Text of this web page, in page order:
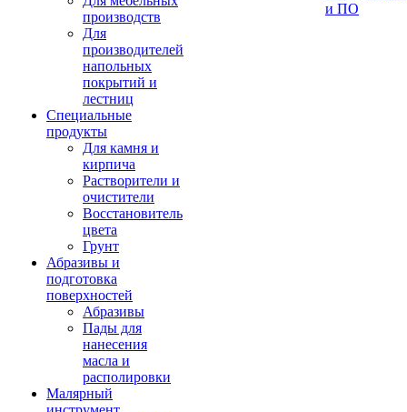
производств
Для
производителей
напольных
покрытий и
лестниц
Специальные
продукты
Для камня и
кирпича
Растворители и
очистители
Восстановитель
цвета
Грунт
Абразивы и
подготовка
поверхностей
Абразивы
Пады для
нанесения
масла и
располировки
Малярный
и ПО